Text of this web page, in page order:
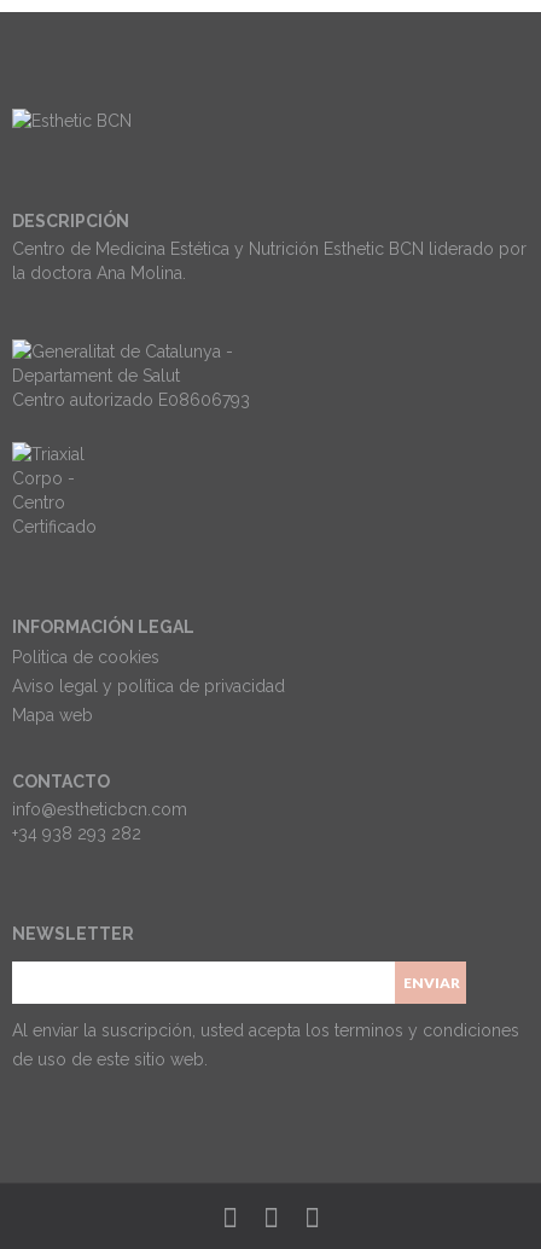
DESCRIPCIÓN
Centro de Medicina Estética y Nutrición Esthetic BCN liderado por
la doctora Ana Molina.
Centro autorizado E08606793
INFORMACIÓN LEGAL
Politica de cookies
Aviso legal y política de privacidad
Mapa web
CONTACTO
info@estheticbcn.com
+34 938 293 282
NEWSLETTER
Al enviar la suscripción, usted acepta los terminos y condiciones
de uso de este sitio web.